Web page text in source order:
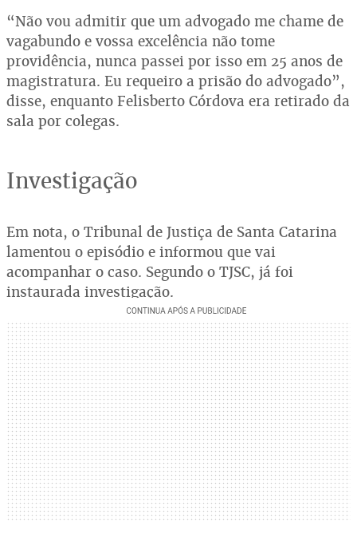
“Não vou admitir que um advogado me chame de
vagabundo e vossa excelência não tome
providência, nunca passei por isso em 25 anos de
magistratura. Eu requeiro a prisão do advogado”,
disse, enquanto Felisberto Córdova era retirado da
sala por colegas.
Investigação
Em nota, o Tribunal de Justiça de Santa Catarina
lamentou o episódio e informou que vai
acompanhar o caso. Segundo o TJSC, já foi
instaurada investigação.